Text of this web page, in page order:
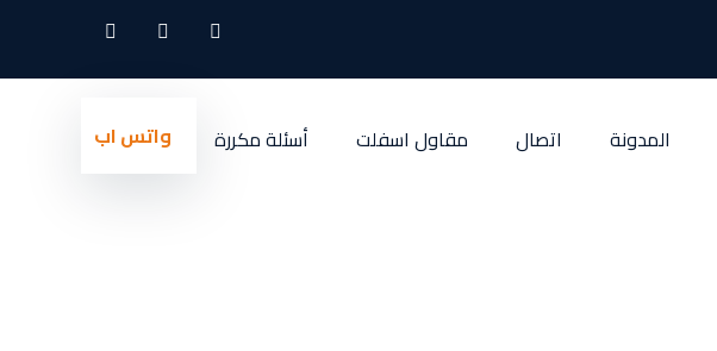
واتس اب المدونة اتصال مقاول اسفلت أسئلة مكررة